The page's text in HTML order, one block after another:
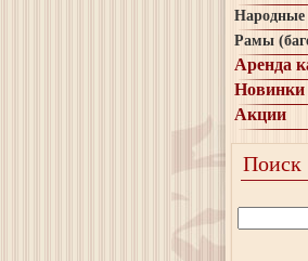
Народные
Рамы
Аренда
Новинки
Акции
Поиск